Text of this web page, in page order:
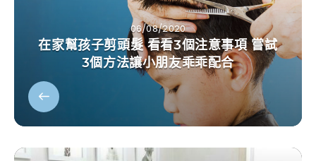
06/08/2020
在家幫孩子剪頭髮 看看3個注意事項 嘗試
3個方法讓小朋友乖乖配合